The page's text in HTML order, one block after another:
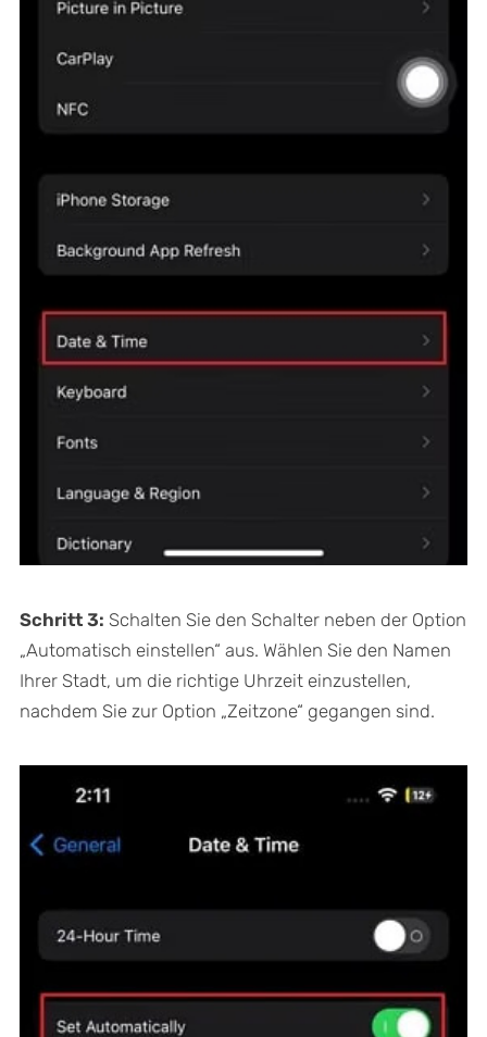
Schritt 3: Schalten Sie den Schalter neben der Option
„Automatisch einstellen“ aus. Wählen Sie den Namen
Ihrer Stadt, um die richtige Uhrzeit einzustellen,
nachdem Sie zur Option „Zeitzone“ gegangen sind.